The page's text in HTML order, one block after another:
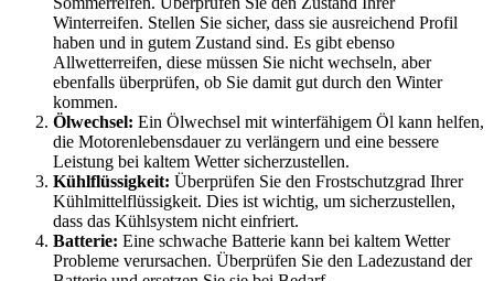
Winterreifen. Stellen Sie sicher, dass sie ausreichend Profil
haben und in gutem Zustand sind. Es gibt ebenso
Allwetterreifen, diese müssen Sie nicht wechseln, aber
ebenfalls überprüfen, ob Sie damit gut durch den Winter
kommen.
Ölwechsel: Ein Ölwechsel mit winterfähigem Öl kann helfen,
die Motorenlebensdauer zu verlängern und eine bessere
Leistung bei kaltem Wetter sicherzustellen.
Kühlflüssigkeit: Überprüfen Sie den Frostschutzgrad Ihrer
Kühlmittelflüssigkeit. Dies ist wichtig, um sicherzustellen,
dass das Kühlsystem nicht einfriert.
Batterie: Eine schwache Batterie kann bei kaltem Wetter
Probleme verursachen. Überprüfen Sie den Ladezustand der